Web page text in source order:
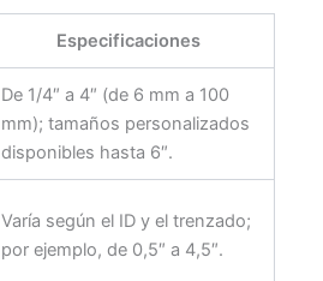
Especificaciones
De 1/4″ a 4″ (de 6 mm a 100
mm); tamaños personalizados
disponibles hasta 6″.
Varía según el ID y el trenzado;
por ejemplo, de 0,5″ a 4,5″.